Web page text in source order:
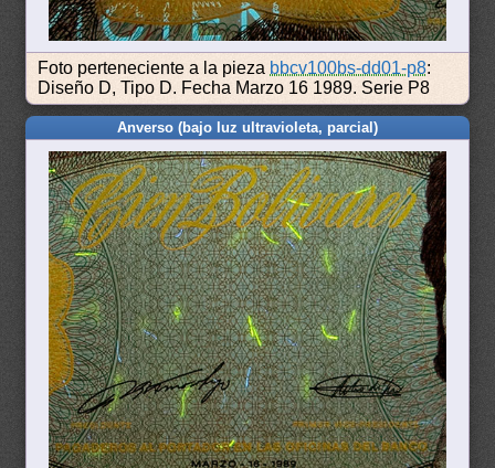
Foto perteneciente a la pieza bbcv100bs-dd01-p8:
Diseño D, Tipo D. Fecha Marzo 16 1989. Serie P8
Anverso (bajo luz ultravioleta, parcial)